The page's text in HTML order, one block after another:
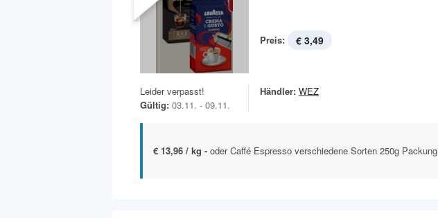
Preis: € 3,49
Leider verpasst!
Gültig: 03.11. - 09.11.
Händler: WEZ
€ 13,96 / kg - oder Caffé Espresso verschiedene Sorten 250g Packung